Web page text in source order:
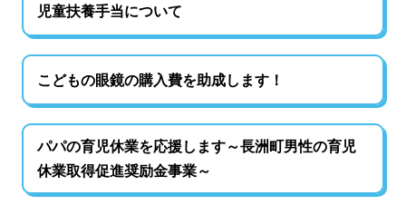
児童扶養手当について
こどもの眼鏡の購入費を助成します！
パパの育児休業を応援します～長洲町男性の育児
休業取得促進奨励金事業～